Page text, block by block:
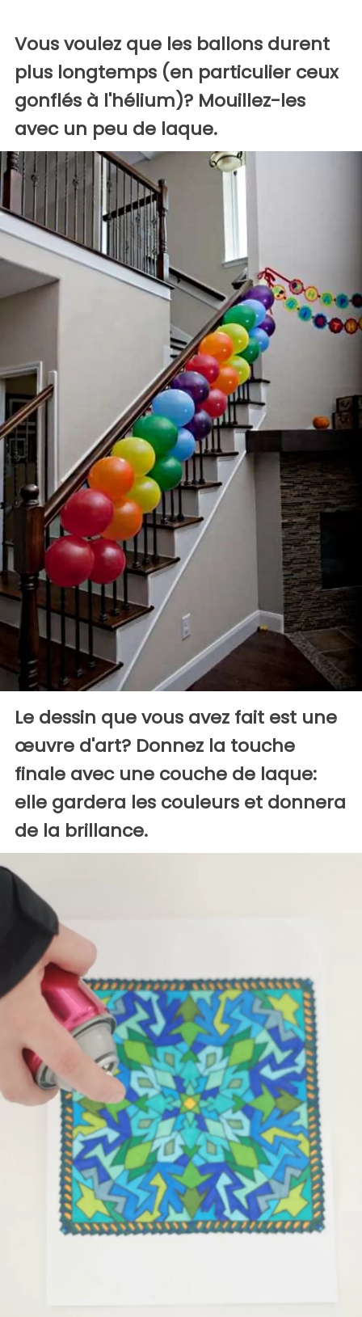
Vous voulez que les ballons durent
plus longtemps (en particulier ceux
gonflés à l'hélium)? Mouillez-les
avec un peu de laque.
Le dessin que vous avez fait est une
œuvre d'art? Donnez la touche
finale avec une couche de laque:
elle gardera les couleurs et donnera
de la brillance.